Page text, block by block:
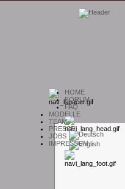
HOME
FORUM
FAQ
MODELLE
TEAM
PRESSE
JOBS
IMPRESSUM